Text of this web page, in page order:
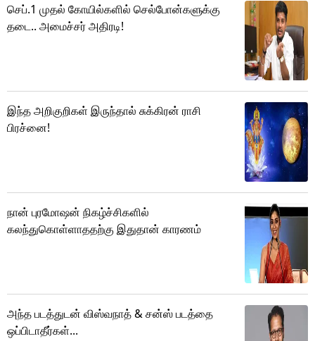
செப்.1 முதல் கோயில்களில் செல்போன்களுக்கு
தடை.. அமைச்சர் அதிரடி!
இந்த அறிகுறிகள் இருந்தால் சுக்கிரன் ராசி
பிரச்னை!
நான் புரமோஷன் நிகழ்ச்சிகளில்
கலந்துகொள்ளாததற்கு இதுதான் காரணம்
அந்த படத்துடன் விஸ்வநாத் & சன்ஸ் படத்தை
ஒப்பிடாதீர்கள்...